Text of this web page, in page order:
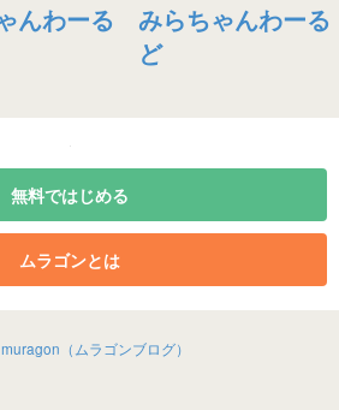
みらちゃんわーる
ど
無料ではじめる
ムラゴンとは
muragon（ムラゴンブログ）